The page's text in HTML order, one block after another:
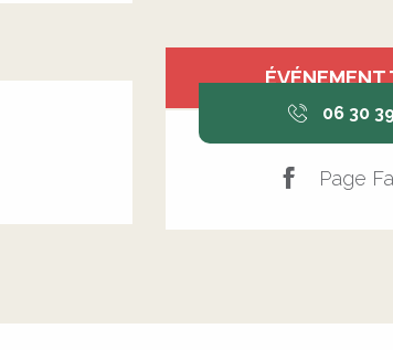
Ouverture
ÉVÉNEMENT
06 30
Page